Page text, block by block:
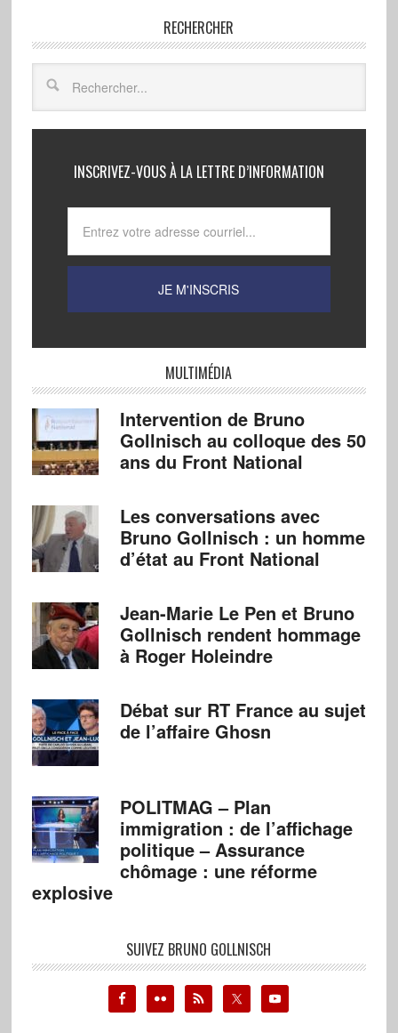
RECHERCHER
INSCRIVEZ-VOUS À LA LETTRE D’INFORMATION
MULTIMÉDIA
Intervention de Bruno
Gollnisch au colloque des 50
ans du Front National
Les conversations avec
Bruno Gollnisch : un homme
d’état au Front National
Jean-Marie Le Pen et Bruno
Gollnisch rendent hommage
à Roger Holeindre
Débat sur RT France au sujet
de l’affaire Ghosn
POLITMAG – Plan
immigration : de l’affichage
politique – Assurance
chômage : une réforme
explosive
SUIVEZ BRUNO GOLLNISCH